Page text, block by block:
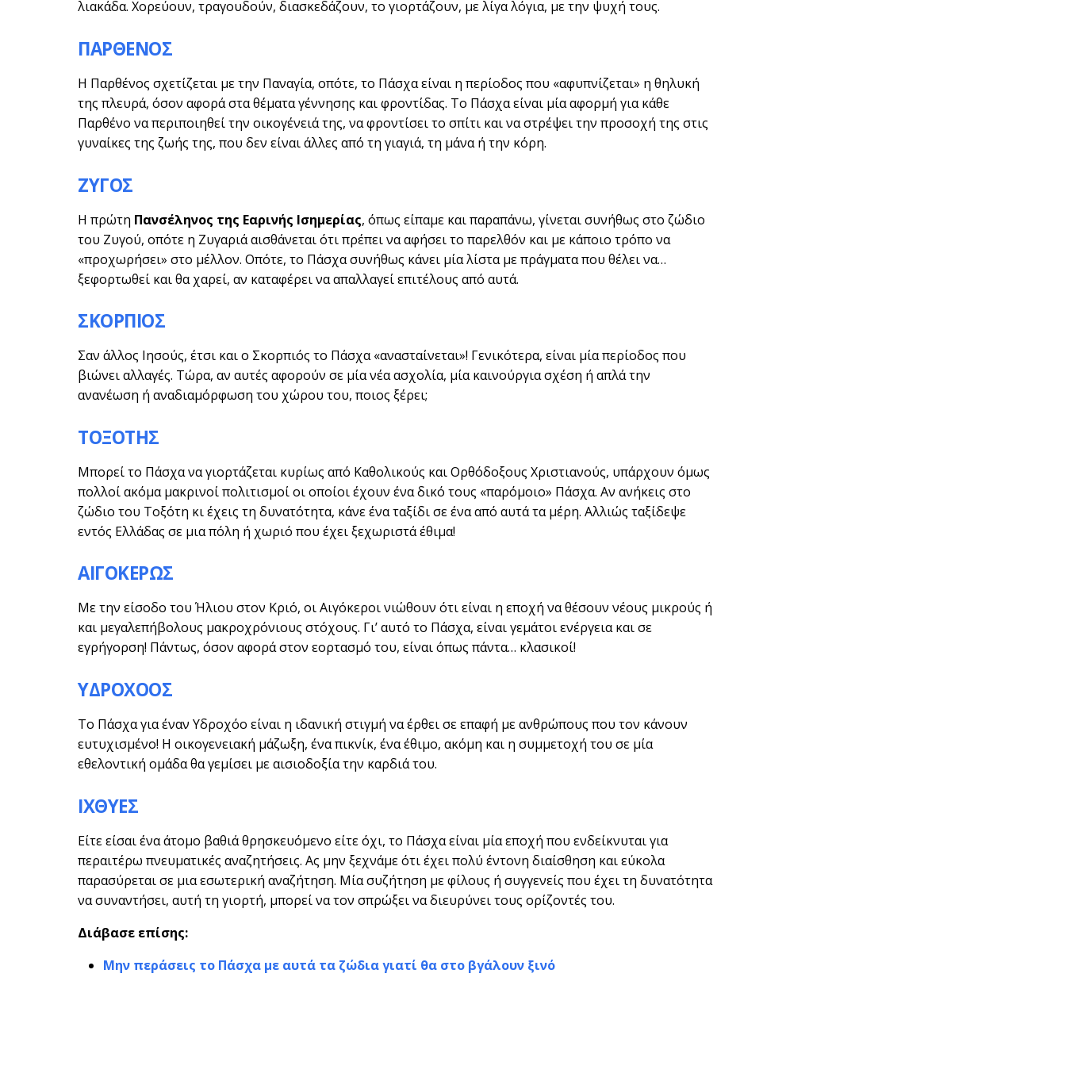
λιακάδα. Χορεύουν, τραγουδούν, διασκεδάζουν, το γιορτάζουν, με λίγα λόγια, με την ψυχή τους.
ΠΑΡΘΕΝΟΣ
Η Παρθένος σχετίζεται με την Παναγία, οπότε, το Πάσχα είναι η περίοδος που «αφυπνίζεται» η θηλυκή
της πλευρά, όσον αφορά στα θέματα γέννησης και φροντίδας. Το Πάσχα είναι μία αφορμή για κάθε
Παρθένο να περιποιηθεί την οικογένειά της, να φροντίσει το σπίτι και να στρέψει την προσοχή της στις
γυναίκες της ζωής της, που δεν είναι άλλες από τη γιαγιά, τη μάνα ή την κόρη.
ΖΥΓΟΣ
Η πρώτη Πανσέληνος της Εαρινής Ισημερίας, όπως είπαμε και παραπάνω, γίνεται συνήθως στο ζώδιο
του Ζυγού, οπότε η Ζυγαριά αισθάνεται ότι πρέπει να αφήσει το παρελθόν και με κάποιο τρόπο να
«προχωρήσει» στο μέλλον. Οπότε, το Πάσχα συνήθως κάνει μία λίστα με πράγματα που θέλει να…
ξεφορτωθεί και θα χαρεί, αν καταφέρει να απαλλαγεί επιτέλους από αυτά.
ΣΚΟΡΠΙΟΣ
Σαν άλλος Ιησούς, έτσι και ο Σκορπιός το Πάσχα «ανασταίνεται»! Γενικότερα, είναι μία περίοδος που
βιώνει αλλαγές. Τώρα, αν αυτές αφορούν σε μία νέα ασχολία, μία καινούργια σχέση ή απλά την
ανανέωση ή αναδιαμόρφωση του χώρου του, ποιος ξέρει;
ΤΟΞΟΤΗΣ
Μπορεί το Πάσχα να γιορτάζεται κυρίως από Καθολικούς και Ορθόδοξους Χριστιανούς, υπάρχουν όμως
πολλοί ακόμα μακρινοί πολιτισμοί οι οποίοι έχουν ένα δικό τους «παρόμοιο» Πάσχα. Αν ανήκεις στο
ζώδιο του Τοξότη κι έχεις τη δυνατότητα, κάνε ένα ταξίδι σε ένα από αυτά τα μέρη. Αλλιώς ταξίδεψε
εντός Ελλάδας σε μια πόλη ή χωριό που έχει ξεχωριστά έθιμα!
ΑΙΓΟΚΕΡΩΣ
Με την είσοδο του Ήλιου στον Κριό, οι Αιγόκεροι νιώθουν ότι είναι η εποχή να θέσουν νέους μικρούς ή
και μεγαλεπήβολους μακροχρόνιους στόχους. Γι’ αυτό το Πάσχα, είναι γεμάτοι ενέργεια και σε
εγρήγορση! Πάντως, όσον αφορά στον εορτασμό του, είναι όπως πάντα… κλασικοί!
ΥΔΡΟΧΟΟΣ
Το Πάσχα για έναν Υδροχόο είναι η ιδανική στιγμή να έρθει σε επαφή με ανθρώπους που τον κάνουν
ευτυχισμένο! Η οικογενειακή μάζωξη, ένα πικνίκ, ένα έθιμο, ακόμη και η συμμετοχή του σε μία
εθελοντική ομάδα θα γεμίσει με αισιοδοξία την καρδιά του.
ΙΧΘΥΕΣ
Είτε είσαι ένα άτομο βαθιά θρησκευόμενο είτε όχι, το Πάσχα είναι μία εποχή που ενδείκνυται για
περαιτέρω πνευματικές αναζητήσεις. Ας μην ξεχνάμε ότι έχει πολύ έντονη διαίσθηση και εύκολα
παρασύρεται σε μια εσωτερική αναζήτηση. Μία συζήτηση με φίλους ή συγγενείς που έχει τη δυνατότητα
να συναντήσει, αυτή τη γιορτή, μπορεί να τον σπρώξει να διευρύνει τους ορίζοντές του.
Διάβασε επίσης:
Μην περάσεις το Πάσχα με αυτά τα ζώδια γιατί θα στο βγάλουν ξινό